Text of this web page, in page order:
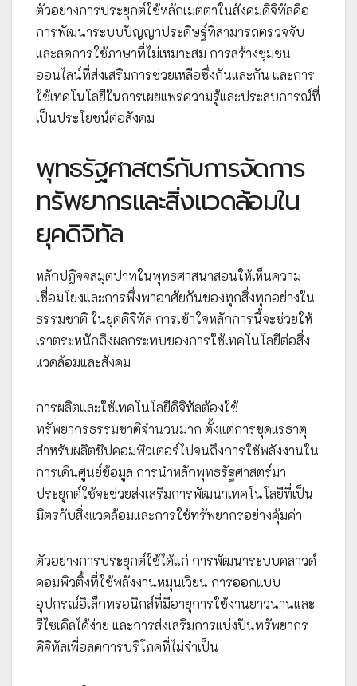
ตัวอย่างการประยุกต์ใช้หลักเมตตาในสังคมดิจิทัลคือ
การพัฒนาระบบปัญญาประดิษฐ์ที่สามารถตรวจจับ
และลดการใช้ภาษาที่ไม่เหมาะสม การสร้างชุมชน
ออนไลน์ที่ส่งเสริมการช่วยเหลือซึ่งกันและกัน และการ
ใช้เทคโนโลยีในการเผยแพร่ความรู้และประสบการณ์ที่
เป็นประโยชน์ต่อสังคม
พุทธรัฐศาสตร์กับการจัดการ
ทรัพยากรและสิ่งแวดล้อมใน
ยุคดิจิทัล
หลักปฏิจจสมุตปาทในพุทธศาสนาสอนให้เห็นความ
เชื่อมโยงและการพึ่งพาอาศัยกันของทุกสิ่งทุกอย่างใน
ธรรมชาติ ในยุคดิจิทัล การเข้าใจหลักการนี้จะช่วยให้
เราตระหนักถึงผลกระทบของการใช้เทคโนโลยีต่อสิ่ง
แวดล้อมและสังคม
การผลิตและใช้เทคโนโลยีดิจิทัลต้องใช้
ทรัพยากรธรรมชาติจำนวนมาก ตั้งแต่การขุดแร่ธาตุ
สำหรับผลิตชิปคอมพิวเตอร์ไปจนถึงการใช้พลังงานใน
การเดินศูนย์ข้อมูล การนำหลักพุทธรัฐศาสตร์มา
ประยุกต์ใช้จะช่วยส่งเสริมการพัฒนาเทคโนโลยีที่เป็น
มิตรกับสิ่งแวดล้อมและการใช้ทรัพยากรอย่างคุ้มค่า
ตัวอย่างการประยุกต์ใช้ได้แก่ การพัฒนาระบบคลาวด์
คอมพิวติ้งที่ใช้พลังงานหมุนเวียน การออกแบบ
อุปกรณ์อิเล็กทรอนิกส์ที่มีอายุการใช้งานยาวนานและ
รีไซเคิลได้ง่าย และการส่งเสริมการแบ่งปันทรัพยากร
ดิจิทัลเพื่อลดการบริโภคที่ไม่จำเป็น